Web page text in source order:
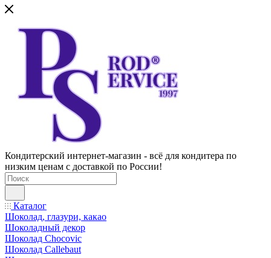
Кондитерский интернет-магазин - всё для кондитера по
низким ценам с доставкой по России!
Каталог
Шоколад, глазури, какао
Шоколадный декор
Шоколад Chocovic
Шоколад Callebaut